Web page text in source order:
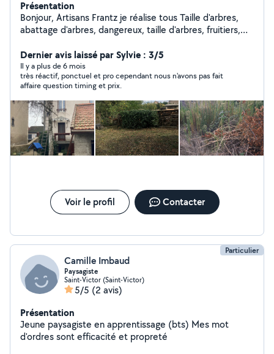
Présentation
Bonjour, Artisans Frantz je réalise tous Taille d'arbres,
abattage d'arbres, dangereux, taille d'arbres, fruitiers,
déchets vos travaux nettoyage de toiture, nettoyage de
façade dallage petits. Travaux de maçonnerie devis
gratuit. Je suis un professionnel de plus de 10 ans
d'expérience auto entrepreneur. À mon compte
N'hésitez t'es pas à me contacter pour plus de
renseignements aux 06/02/39 0011
Dernier avis laissé par Sylvie : 3/5
Il y a plus de 6 mois
très réactif, ponctuel et pro cependant nous n'avons pas fait
affaire question timing et prix.
Voir le profil Contacter
Particulier
Camille Imbaud
Paysagiste
Saint-Victor (Saint-Victor)
5/5 (2 avis)
Présentation
Jeune paysagiste en apprentissage (bts) Mes mot
d'ordres sont efficacité et propreté